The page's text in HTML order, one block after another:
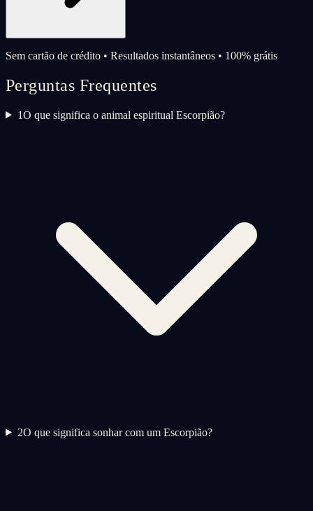
Sem cartão de crédito • Resultados instantâneos • 100% grátis
Perguntas Frequentes
1O que significa o animal espiritual Escorpião?
2O que significa sonhar com um Escorpião?